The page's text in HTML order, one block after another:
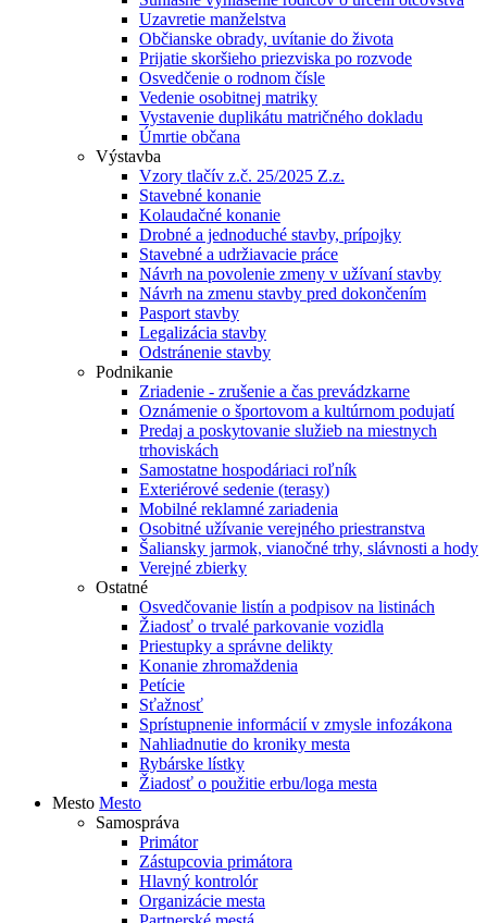
Uzavretie manželstva
Občianske obrady, uvítanie do života
Prijatie skoršieho priezviska po rozvode
Osvedčenie o rodnom čísle
Vedenie osobitnej matriky
Vystavenie duplikátu matričného dokladu
Úmrtie občana
Výstavba
Vzory tlačív z.č. 25/2025 Z.z.
Stavebné konanie
Kolaudačné konanie
Drobné a jednoduché stavby, prípojky
Stavebné a udržiavacie práce
Návrh na povolenie zmeny v užívaní stavby
Návrh na zmenu stavby pred dokončením
Pasport stavby
Legalizácia stavby
Odstránenie stavby
Podnikanie
Zriadenie - zrušenie a čas prevádzkarne
Oznámenie o športovom a kultúrnom podujatí
Predaj a poskytovanie služieb na miestnych
trhoviskách
Samostatne hospodáriaci roľník
Exteriérové sedenie (terasy)
Mobilné reklamné zariadenia
Osobitné užívanie verejného priestranstva
Šaliansky jarmok, vianočné trhy, slávnosti a hody
Verejné zbierky
Ostatné
Osvedčovanie listín a podpisov na listinách
Žiadosť o trvalé parkovanie vozidla
Priestupky a správne delikty
Konanie zhromaždenia
Petície
Sťažnosť
Sprístupnenie informácií v zmysle infozákona
Nahliadnutie do kroniky mesta
Rybárske lístky
Žiadosť o použitie erbu/loga mesta
Mesto Mesto
Samospráva
Primátor
Zástupcovia primátora
Hlavný kontrolór
Organizácie mesta